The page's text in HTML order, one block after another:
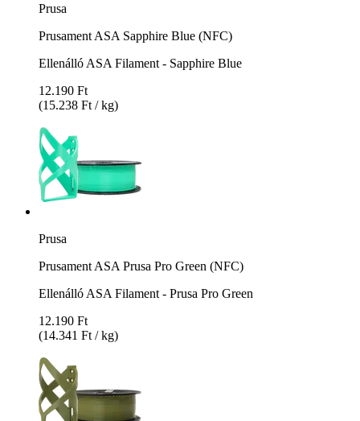
Prusa
Prusament ASA Sapphire Blue (NFC)
Ellenálló ASA Filament - Sapphire Blue
12.190 Ft
(15.238 Ft / kg)
Prusa
Prusament ASA Prusa Pro Green (NFC)
Ellenálló ASA Filament - Prusa Pro Green
12.190 Ft
(14.341 Ft / kg)